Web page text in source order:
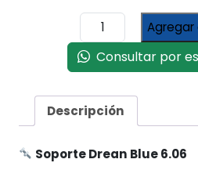
Soporte
Drean
Blue
6.06
Agregar
Consultar por
Descripción
Soporte Drean Blue 6.06